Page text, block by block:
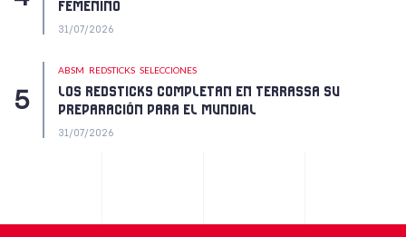
FEMENINO
31/07/2026
ABSM REDSTICKS SELECCIONES
LOS REDSTICKS COMPLETAN EN TERRASSA SU
PREPARACIÓN PARA EL MUNDIAL
31/07/2026